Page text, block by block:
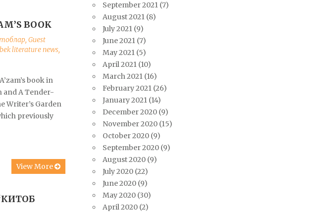
BOOK
, Guest
literature news,
book in
and A Tender-
Writer’s Garden
previously
View More
September 2021(7)
August 2021(8)
July 2021(9)
June 2021(7)
May 2021(5)
April 2021(10)
March 2021(16)
February 2021(26)
January 2021(14)
December 2020(9)
November 2020(15)
October 2020(9)
September 2020(9)
August 2020(9)
July 2020(22)
June 2020(9)
May 2020(30)
April 2020(2)